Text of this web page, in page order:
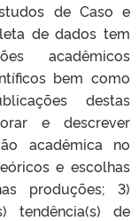
de Caso e
de dados tem
acadêmicos
bem como
destas
e descrever
acadêmica no
e escolhas
produções; 3)
tendência(s) de